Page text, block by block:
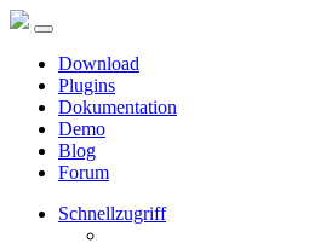
Download
Plugins
Dokumentation
Demo
Blog
Forum
Schnellzugriff